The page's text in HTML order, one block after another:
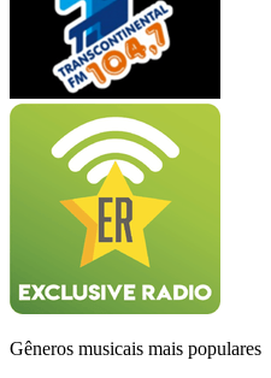
Gêneros musicais mais populares